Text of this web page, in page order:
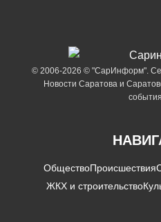
© 2006-2026 © "СарИнформ".
Новости Саратова и
ОбществоПроисшествия
ЖКХ и строительство